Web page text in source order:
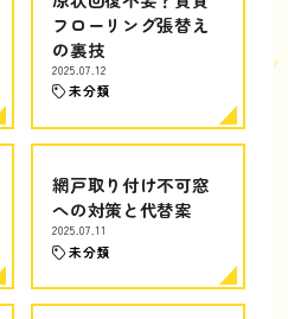
フローリング張替え
の裏技
2025.07.12
未分類
網戸取り付け不可窓
への対策と代替案
2025.07.11
未分類